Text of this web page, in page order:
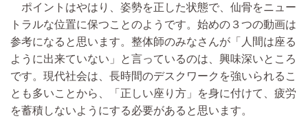
ポイントはやはり、姿勢を正した状態で、仙骨をニュー
トラルな位置に保つことのようです。始めの３つの動画は
参考になると思います。整体師のみなさんが「人間は座る
ように出来ていない」と言っているのは、興味深いところ
です。現代社会は、長時間のデスクワークを強いられるこ
とも多いことから、「正しい座り方」を身に付けて、疲労
を蓄積しないようにする必要があると思います。